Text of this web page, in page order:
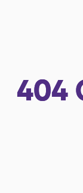
404